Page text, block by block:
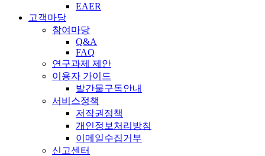
EAER
고객마당
참여마당
Q&A
FAQ
연구과제 제안
이용자 가이드
발간물구독안내
서비스정책
저작권정책
개인정보처리방침
이메일수집거부
신고센터